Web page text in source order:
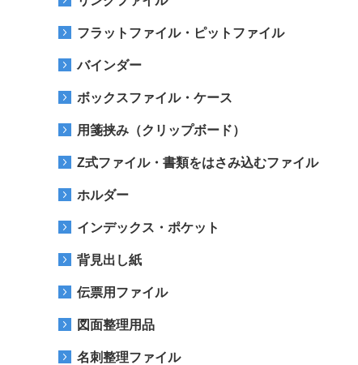
フラットファイル・ピットファイル
バインダー
ボックスファイル・ケース
用箋挟み（クリップボード）
Z式ファイル・書類をはさみ込むファイル
ホルダー
インデックス・ポケット
背見出し紙
伝票用ファイル
図面整理用品
名刺整理ファイル